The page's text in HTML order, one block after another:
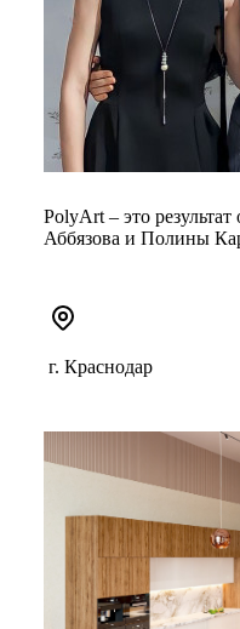
PolyArt – это
Аббязова и Полины
г. Краснодар